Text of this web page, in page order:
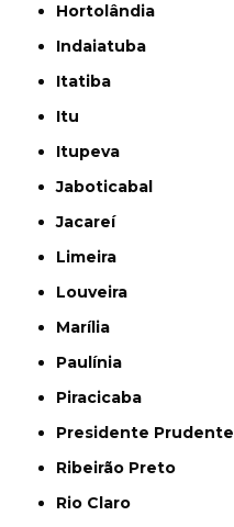
Hortolândia
Indaiatuba
Itatiba
Itu
Itupeva
Jaboticabal
Jacareí
Limeira
Louveira
Marília
Paulínia
Piracicaba
Presidente Prudente
Ribeirão Preto
Rio Claro